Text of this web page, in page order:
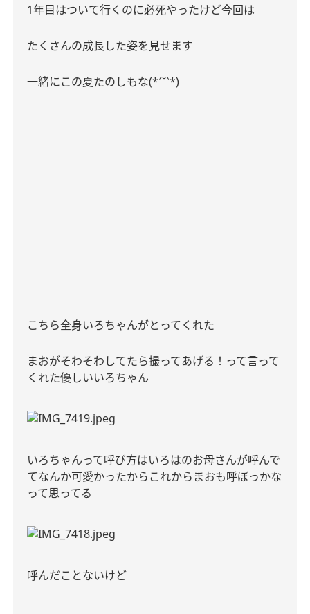
1年目はついて行くのに必死やったけど今回は
たくさんの成長した姿を見せます
一緒にこの夏たのしもな(*ˊ˘ˋ*)
こちら全身いろちゃんがとってくれた
まおがそわそわしてたら撮ってあげる！って言って
くれた優しいいろちゃん
いろちゃんって呼び方はいろはのお母さんが呼んで
てなんか可愛かったからこれからまおも呼ぼっかな
って思ってる
呼んだことないけど